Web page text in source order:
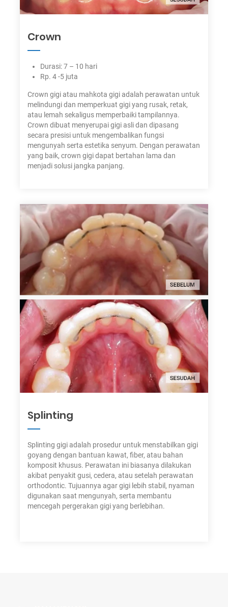
Crown
Durasi: 7 – 10 hari
Rp. 4 -5 juta
Crown gigi atau mahkota gigi adalah perawatan untuk
melindungi dan memperkuat gigi yang rusak, retak,
atau lemah sekaligus memperbaiki tampilannya.
Crown dibuat menyerupai gigi asli dan dipasang
secara presisi untuk mengembalikan fungsi
mengunyah serta estetika senyum. Dengan perawatan
yang baik, crown gigi dapat bertahan lama dan
menjadi solusi jangka panjang.
Splinting
Splinting gigi adalah prosedur untuk menstabilkan gigi
goyang dengan bantuan kawat, fiber, atau bahan
komposit khusus. Perawatan ini biasanya dilakukan
akibat penyakit gusi, cedera, atau setelah perawatan
orthodontic. Tujuannya agar gigi lebih stabil, nyaman
digunakan saat mengunyah, serta membantu
mencegah pergerakan gigi yang berlebihan.